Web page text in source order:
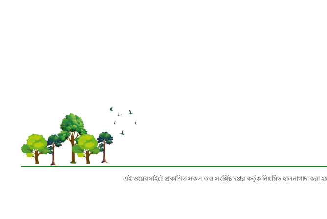
এই ওয়েবসাইটে প্রকাশিত সকল তথ্য সংশ্লিষ্ট দপ্তর কর্তৃক নিয়মিত হালনাগাদ করা